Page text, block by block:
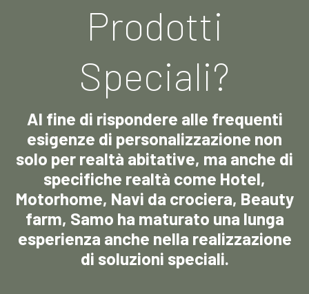
Prodotti
Speciali?
Al fine di rispondere alle frequenti
esigenze di personalizzazione non
solo per realtà abitative, ma anche di
specifiche realtà come Hotel,
Motorhome, Navi da crociera, Beauty
farm, Samo ha maturato una lunga
esperienza anche nella realizzazione
di soluzioni speciali.